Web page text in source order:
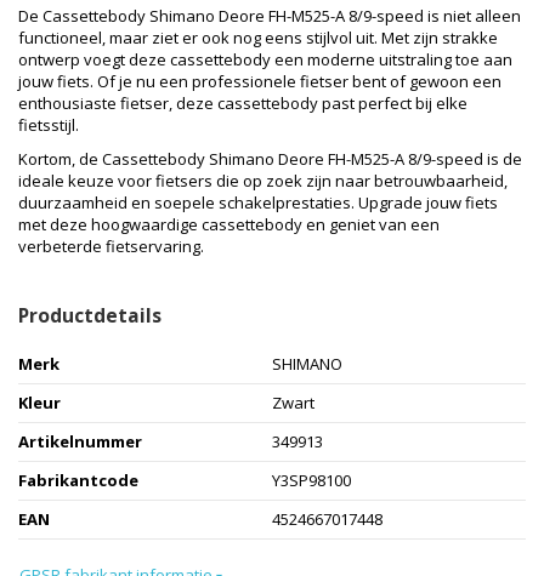
De Cassettebody Shimano Deore FH-M525-A 8/9-speed is niet alleen
functioneel, maar ziet er ook nog eens stijlvol uit. Met zijn strakke
ontwerp voegt deze cassettebody een moderne uitstraling toe aan
jouw fiets. Of je nu een professionele fietser bent of gewoon een
enthousiaste fietser, deze cassettebody past perfect bij elke
fietsstijl.
Kortom, de Cassettebody Shimano Deore FH-M525-A 8/9-speed is de
ideale keuze voor fietsers die op zoek zijn naar betrouwbaarheid,
duurzaamheid en soepele schakelprestaties. Upgrade jouw fiets
met deze hoogwaardige cassettebody en geniet van een
verbeterde fietservaring.
Productdetails
Merk
SHIMANO
Kleur
Zwart
Artikelnummer
349913
Fabrikantcode
Y3SP98100
EAN
4524667017448